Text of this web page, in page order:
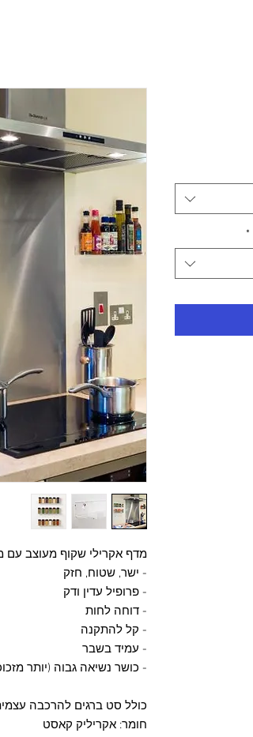
מדף אקרילי שקוף מעוצב עם
- ישר, שטוח, חזק
- פרופיל עדין ודק
- דוחה לחות
- קל להתקנה
- עמיד בשבר
- כושר נשיאה גבוה (יותר
כולל סט ברגים להרכבה
חומר: אקריליק קאסט
*